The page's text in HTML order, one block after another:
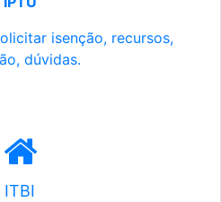
isenção, recursos,
dúvidas.
ITBI